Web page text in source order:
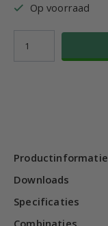
Op voorraad
Productinformatie
Downloads
Specificaties
Combinaties